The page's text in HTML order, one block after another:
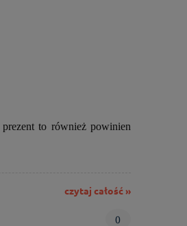
to również powinien
czytaj całość »
0